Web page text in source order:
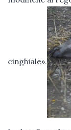
cinghiale».